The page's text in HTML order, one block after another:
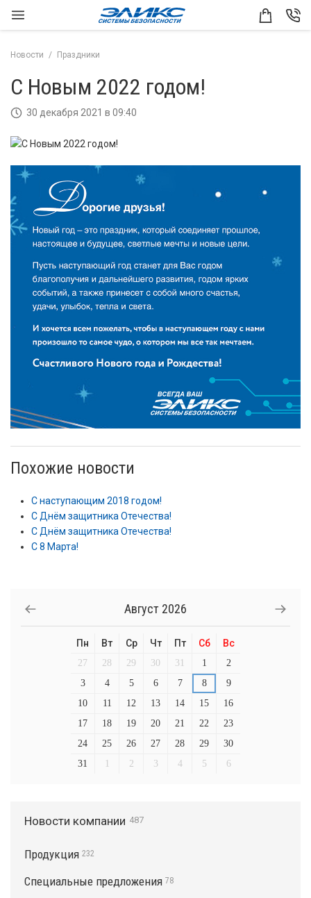
Новости Праздники
С Новым 2022 годом!
30 декабря 2021 в 09:40
Похожие новости
С наступающим 2018 годом!
С Днём защитника Отечества!
С Днём защитника Отечества!
С 8 Марта!
Август 2026
Пн Вт Ср Чт Пт Сб Вс
27 28 29 30 31 1
2
3
4 5 6 7 8
9
10
11 12 13 14 15
16
17
18 19 20 21 22
23
24
25 26 27 28 29
30
31
1 2 3 4 5 6
Новости компании 487
Продукция 232
Специальные предложения 78